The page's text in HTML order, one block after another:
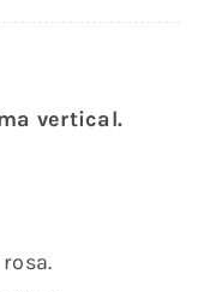
vertical.